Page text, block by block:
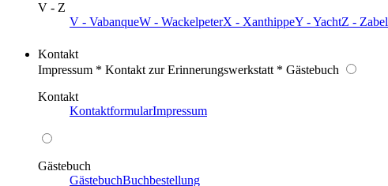
V - Z
V - VabanqueW - WackelpeterX - XanthippeY - YachtZ - Zabel
Kontakt
Impressum * Kontakt zur Erinnerungswerkstatt * Gästebuch
Kontakt
KontaktformularImpressum
Gästebuch
GästebuchBuchbestellung